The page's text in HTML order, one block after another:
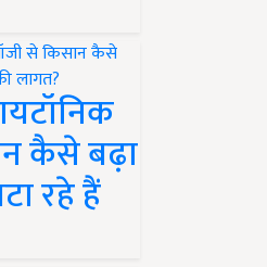
कैसे बढ़ा
रहे हैं